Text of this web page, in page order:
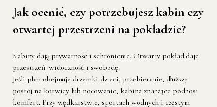
Jak ocenić, czy potrzebujesz kabin czy
otwartej przestrzeni na pokładzie?
Kabiny dają prywatność i schronienie. Otwarty pokład daje
przestrzeń, widoczność i swobodę.
Jeśli plan obejmuje drzemki dzieci, przebieranie, dłuższy
postój na kotwicy lub nocowanie, kabina znacząco podnosi
komfort. Przy wędkarstwie, sportach wodnych i częstym